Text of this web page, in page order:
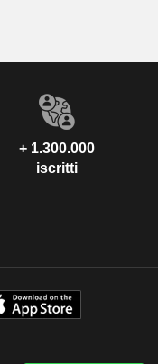
+ 1.300.000
iscritti